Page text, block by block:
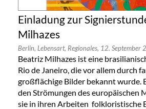
Einladung zur
Milhazes
Berlin, Lebensart, Regionales, 12. September
Beatriz Milhazes ist eine
Rio de Janeiro, die vor allem durch
großflächige Bilder bekannt wurde.
den Strömungen des europäischen
sie in ihren Arbeiten folkloristische